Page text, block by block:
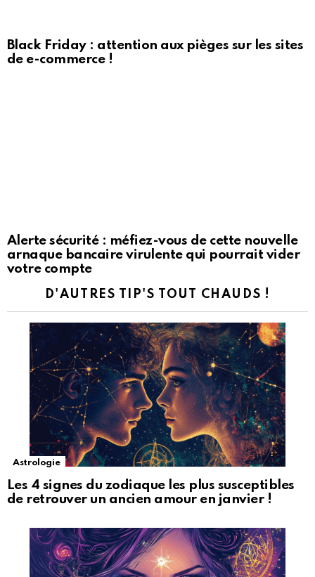
Black Friday : attention aux pièges sur les sites
de e-commerce !
Alerte sécurité : méfiez-vous de cette nouvelle
arnaque bancaire virulente qui pourrait vider
votre compte
D'AUTRES TIP'S TOUT CHAUDS !
Astrologie
Les 4 signes du zodiaque les plus susceptibles
de retrouver un ancien amour en janvier !